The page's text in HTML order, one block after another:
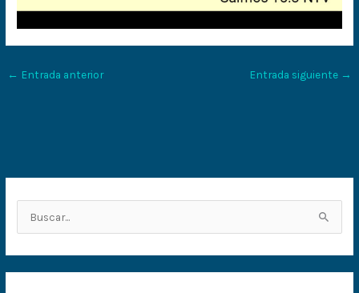
← Entrada anterior Entrada siguiente →